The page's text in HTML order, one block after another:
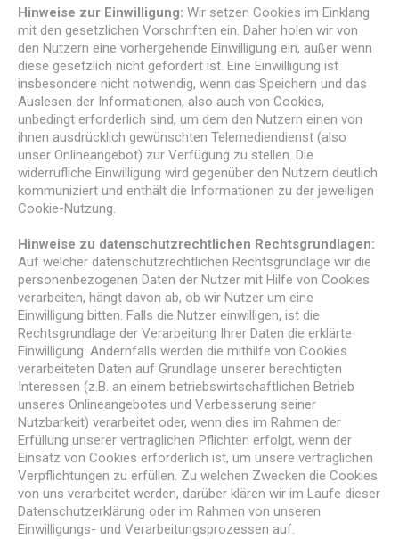
Hinweise zur Einwilligung:Wir setzen Cookies im Einklang
mit den gesetzlichen Vorschriften ein. Daher holen wir von
den Nutzern eine vorhergehende Einwilligung ein, außer wenn
diese gesetzlich nicht gefordert ist. Eine Einwilligung ist
insbesondere nicht notwendig, wenn das Speichern und das
Auslesen der Informationen, also auch von Cookies,
unbedingt erforderlich sind, um dem den Nutzern einen von
ihnen ausdrücklich gewünschten Telemediendienst (also
unser Onlineangebot) zur Verfügung zu stellen. Die
widerrufliche Einwilligung wird gegenüber den Nutzern deutlich
kommuniziert und enthält die Informationen zu der jeweiligen
Cookie-Nutzung.
Hinweise zu datenschutzrechtlichen Rechtsgrundlagen:
Auf welcher datenschutzrechtlichen Rechtsgrundlage wir die
personenbezogenen Daten der Nutzer mit Hilfe von Cookies
verarbeiten, hängt davon ab, ob wir Nutzer um eine
Einwilligung bitten. Falls die Nutzer einwilligen, ist die
Rechtsgrundlage der Verarbeitung Ihrer Daten die erklärte
Einwilligung. Andernfalls werden die mithilfe von Cookies
verarbeiteten Daten auf Grundlage unserer berechtigten
Interessen (z.B. an einem betriebswirtschaftlichen Betrieb
unseres Onlineangebotes und Verbesserung seiner
Nutzbarkeit) verarbeitet oder, wenn dies im Rahmen der
Erfüllung unserer vertraglichen Pflichten erfolgt, wenn der
Einsatz von Cookies erforderlich ist, um unsere vertraglichen
Verpflichtungen zu erfüllen. Zu welchen Zwecken die Cookies
von uns verarbeitet werden, darüber klären wir im Laufe dieser
Datenschutzerklärung oder im Rahmen von unseren
Einwilligungs- und Verarbeitungsprozessen auf.